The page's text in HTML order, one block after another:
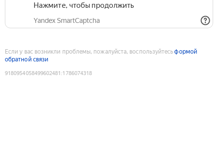
Нажмите, чтобы продолжить
Yandex SmartCaptcha
Если у вас возникли проблемы, пожалуйста, воспользуйтесьформой
обратной связи
9180954058499602481 :1786074318